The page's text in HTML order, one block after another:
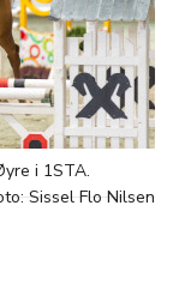
i 1STA.
Sissel Flo Nilsen